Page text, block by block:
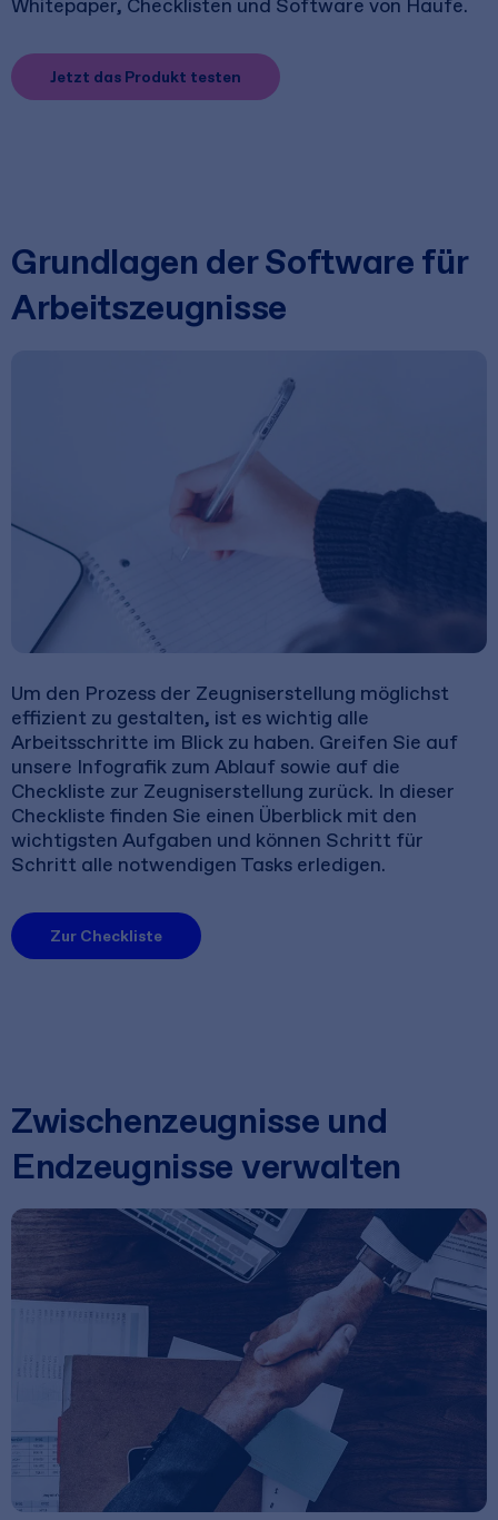
Whitepaper, Checklisten und Software von Haufe.
Jetzt das Produkt testen
Grundlagen der Software für
Arbeitszeugnisse
Um den Prozess der Zeugniserstellung möglichst
effizient zu gestalten, ist es wichtig alle
Arbeitsschritte im Blick zu haben. Greifen Sie auf
unsere Infografik zum Ablauf sowie auf die
Checkliste zur Zeugniserstellung zurück. In dieser
Checkliste finden Sie einen Überblick mit den
wichtigsten Aufgaben und können Schritt für
Schritt alle notwendigen Tasks erledigen.
Zur Checkliste
Zwischenzeugnisse und
Endzeugnisse verwalten